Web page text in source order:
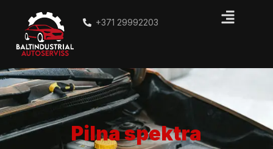
+371 29992203
Pilna spektra